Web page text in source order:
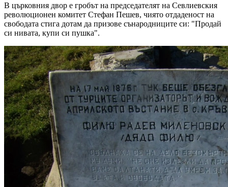
В църковния двор е гробът на председателят на Севлиевския
революционен комитет Стефан Пешев, чиято отдаденост на
свободата стига дотам да призове сънародниците си: "Продай
си нивата, купи си пушка".